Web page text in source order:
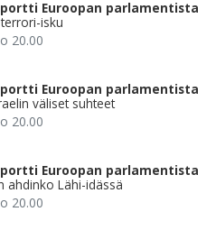
Euroopan parlamentista
isku
20.00
Euroopan parlamentista
väliset suhteet
20.00
Euroopan parlamentista
ahdinko Lähi-idässä
20.00